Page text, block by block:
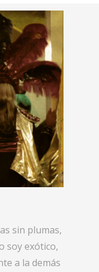
sin plumas,
soy exótico,
a la demás